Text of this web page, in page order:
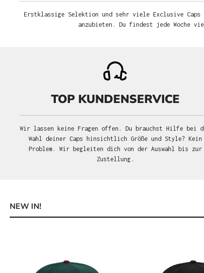
Erstklassige Selektion und sehr viele Exclusive Caps
anzubieten. Du findest jede Woche
TOP KUNDENSERVICE
Wir lassen keine Fragen offen. Du brauchst Hilfe bei
Wahl deiner Caps hinsichtlich Größe und Style? Kein
Problem. Wir begleiten dich von der Auswahl bis zur
Zustellung.
NEW IN!